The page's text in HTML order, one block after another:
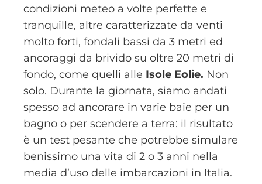
condizioni meteo a volte perfette e
tranquille, altre caratterizzate da venti
molto forti, fondali bassi da 3 metri ed
ancoraggi da brivido su oltre 20 metri di
fondo, come quelli alle Isole Eolie. Non
solo. Durante la giornata, siamo andati
spesso ad ancorare in varie baie per un
bagno o per scendere a terra: il risultato
è un test pesante che potrebbe simulare
benissimo una vita di 2 o 3 anni nella
media d’uso delle imbarcazioni in Italia.